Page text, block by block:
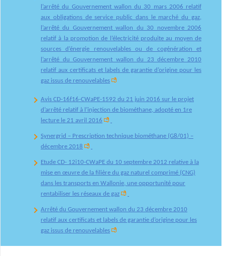
l’arrêté du Gouvernement wallon du 30 mars 2006 relatif
aux obligations de service public dans le marché du gaz,
l’arrêté du Gouvernement wallon du 30 novembre 2006
relatif à la promotion de l’électricité produite au moyen de
sources d’énergie renouvelables ou de cogénération et
l’arrêté du Gouvernement wallon du 23 décembre 2010
relatif aux certificats et labels de garantie d’origine pour les
gaz issus de renouvelables
Avis CD-16f16-CWaPE-1592 du 21 juin 2016 sur le projet
d’arrêté relatif à l’injection de biométhane, adopté en 1re
lecture le 21 avril 2016
Synergrid – Prescription technique biométhane (G8/01) –
décembre 2018
Etude CD- 12i10-CWaPE du 10 septembre 2012 relative à la
mise en œuvre de la filière du gaz naturel comprimé (CNG)
dans les transports en Wallonie, une opportunité pour
rentabiliser les réseaux de gaz
Arrêté du Gouvernement wallon du 23 décembre 2010
relatif aux certificats et labels de garantie d’origine pour les
gaz issus de renouvelables